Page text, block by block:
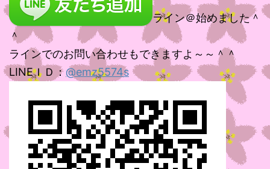
ライン＠始めました＾
＾
ラインでのお問い合わせもできますよ～～＾＾
LINEＩＤ：@emz5574s